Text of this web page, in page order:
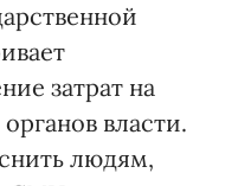
затрат на
власти.
людям,